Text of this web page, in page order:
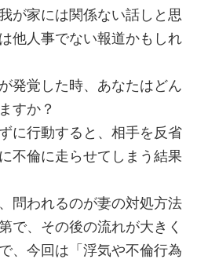
が家には関係ない話しと思
他人事でない報道かもしれ
発覚した時、あなたはどん
すか？
に行動すると、相手を反省
不倫に走らせてしまう結果
問われるのが妻の対処方法
で、その後の流れが大きく
、今回は「浮気や不倫行為